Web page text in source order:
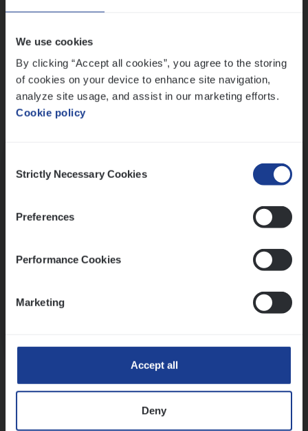
We use cookies
By clicking “Accept all cookies”, you agree to the storing
of cookies on your device to enhance site navigation,
analyze site usage, and assist in our marketing efforts.
Cookie policy
Selection
Strictly Necessary Cookies
Preferences
Performance Cookies
Marketing
Accept all
Deny